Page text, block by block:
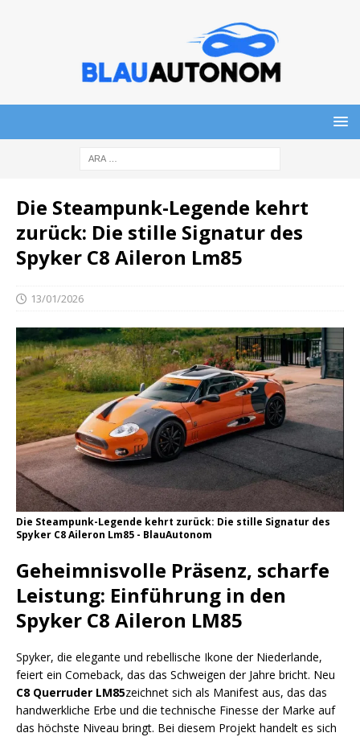
Die Steampunk-Legende kehrt
zurück: Die stille Signatur des
Spyker C8 Aileron Lm85
13/01/2026
Die Steampunk-Legende kehrt zurück: Die stille Signatur des
Spyker C8 Aileron Lm85 - BlauAutonom
Geheimnisvolle Präsenz, scharfe
Leistung: Einführung in den
Spyker C8 Aileron LM85
Spyker, die elegante und rebellische Ikone der Niederlande,
feiert ein Comeback, das das Schweigen der Jahre bricht. Neu
C8 Querruder LM85zeichnet sich als Manifest aus, das das
handwerkliche Erbe und die technische Finesse der Marke auf
das höchste Niveau bringt. Bei diesem Projekt handelt es sich